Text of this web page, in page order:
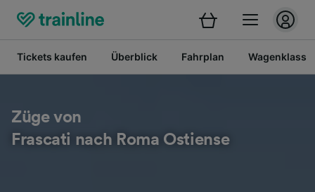
Tickets kaufen Überblick Fahrplan
Züge von
Frascati nach Roma Ostiense